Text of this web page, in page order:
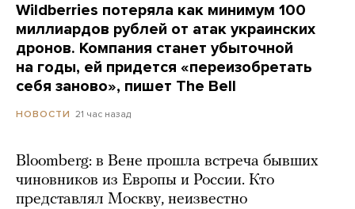
Wildberries потеряла как минимум 100
миллиардов рублей от атак украинских
дронов. Компания станет убыточной
на годы, ей придется «переизобретать
себя заново», пишет The Bell
НОВОСТИ 21 час назад
Bloomberg: в Вене прошла встреча бывших
чиновников из Европы и России. Кто
представлял Москву, неизвестно